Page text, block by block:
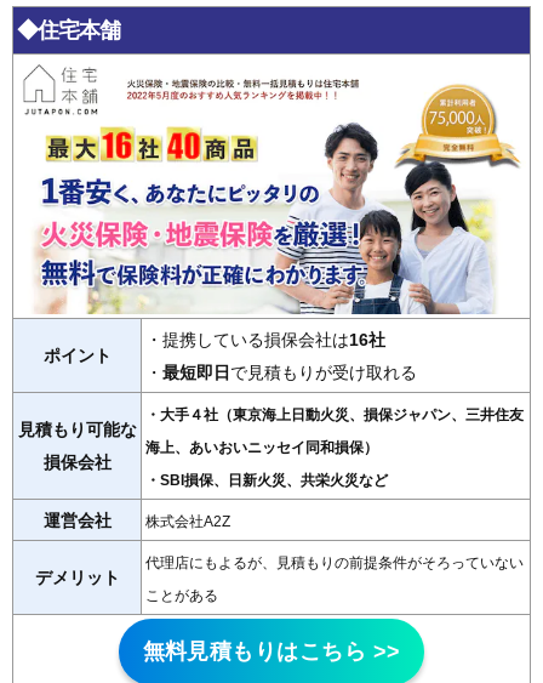
◆住宅本舗
ポイント
・提携している損保会社は16社
・ 最短即日 で見積もりが受け取れる
見積もり可能な
損保会社
・大手４社（東京海上日動火災、損保ジャパン、三井住友
海上、あいおいニッセイ同和損保）
・SBI損保、日新火災、共栄火災など
運営会社 株式会社A2Z
デメリット
代理店にもよるが、見積もりの前提条件がそろっていない
ことがある
無料見積もりはこちら >>